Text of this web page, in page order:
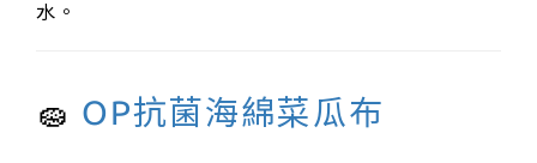
水。
🧽 OP抗菌海綿菜瓜布